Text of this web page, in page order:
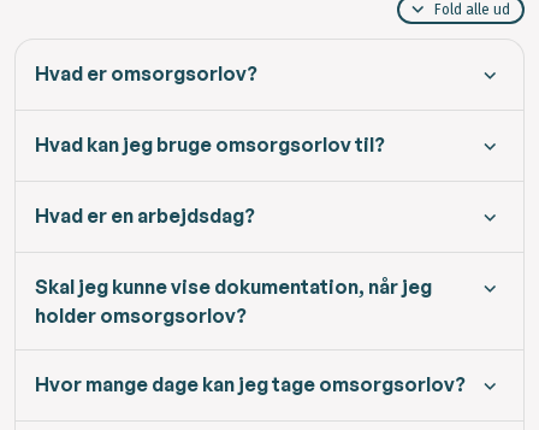
Fold alle ud
Hvad er omsorgsorlov?
Hvad kan jeg bruge omsorgsorlov til?
Hvad er en arbejdsdag?
Skal jeg kunne vise dokumentation, når jeg
holder omsorgsorlov?
Hvor mange dage kan jeg tage omsorgsorlov?